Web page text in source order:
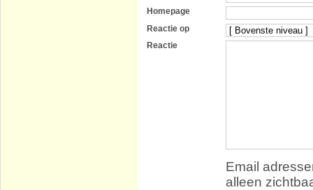
Homepage
Reactie op
Reactie
Email
alleen